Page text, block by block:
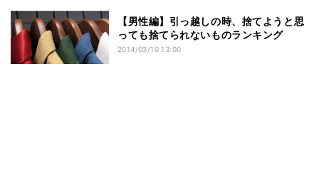
【男性編】引っ越しの時、捨てようと思
っても捨てられないものランキング
2014/03/10 13:00